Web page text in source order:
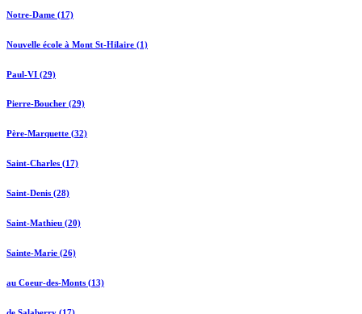
Notre-Dame (17)
Nouvelle école à Mont St-Hilaire (1)
Paul-VI (29)
Pierre-Boucher (29)
Père-Marquette (32)
Saint-Charles (17)
Saint-Denis (28)
Saint-Mathieu (20)
Sainte-Marie (26)
au Coeur-des-Monts (13)